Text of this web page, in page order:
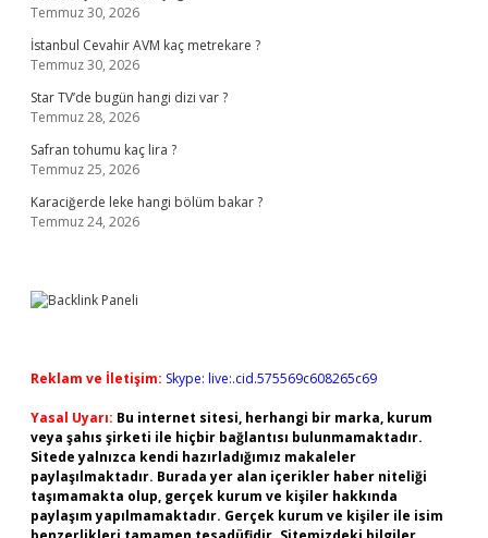
Temmuz 30, 2026
İstanbul Cevahir AVM kaç metrekare ?
Temmuz 30, 2026
Star TV’de bugün hangi dizi var ?
Temmuz 28, 2026
Safran tohumu kaç lira ?
Temmuz 25, 2026
Karaciğerde leke hangi bölüm bakar ?
Temmuz 24, 2026
Reklam ve İletişim: Skype: live:.cid.575569c608265c69
Yasal Uyarı: Bu internet sitesi, herhangi bir marka, kurum
veya şahıs şirketi ile hiçbir bağlantısı bulunmamaktadır.
Sitede yalnızca kendi hazırladığımız makaleler
paylaşılmaktadır. Burada yer alan içerikler haber niteliği
taşımamakta olup, gerçek kurum ve kişiler hakkında
paylaşım yapılmamaktadır. Gerçek kurum ve kişiler ile isim